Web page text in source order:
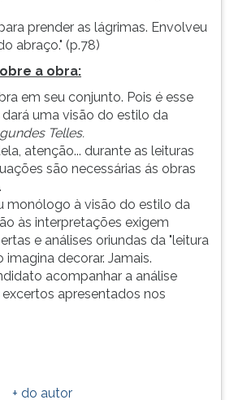
prender as lágrimas. Envolveu
abraço." (p.78)
a obra:
em seu conjunto. Pois é esse
uma visão do estilo da
Telles.
atenção... durante as leituras
são necessárias ás obras
monólogo à visão do estilo da
às interpretações exigem
e análises oriundas da "leitura
imagina decorar. Jamais.
acompanhar a análise
apresentados nos
+ do autor